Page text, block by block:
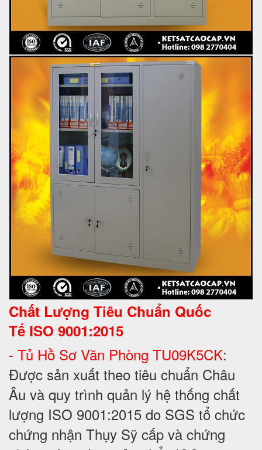
Chất Lượng Tiêu Chuẩn Quốc
Tế ISO 9001:2015
- Tủ Hồ Sơ Văn Phòng TU09K5CK:
Được sản xuất theo tiêu chuẩn Châu
Âu và quy trình quản lý hệ thống chất
lượng ISO 9001:2015 do SGS tổ chức
chứng nhận Thụy Sỹ cấp và chứng